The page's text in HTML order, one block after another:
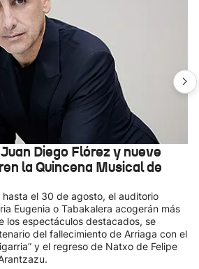
Diego Flórez y nueve
la Quincena Musical de
el 30 de agosto, el auditorio
Eugenia o Tabakalera acogerán más
los espectáculos destacados, se
del fallecimiento de Arriaga con el
y el regreso de Natxo de Felipe